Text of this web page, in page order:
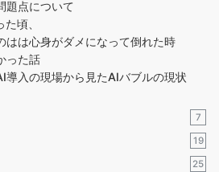
題点について
頃、
はは心身がダメになって倒れた時
った話
導入の現場から見たAIバブルの現状
7
19
25